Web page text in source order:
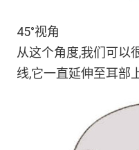
45°视角
从这个角度,我们可以
线,它一直延伸至耳部